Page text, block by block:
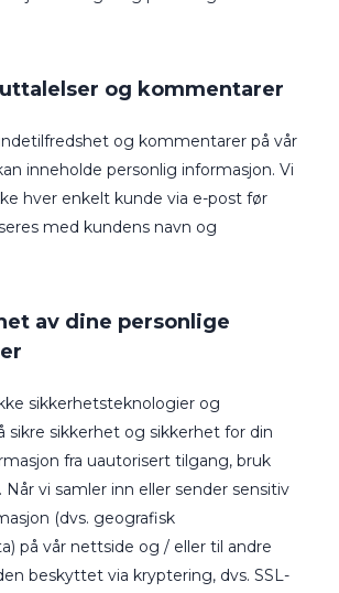
og kommentarer
og kommentarer på vår
inneholde personlig informasjon. Vi
hver enkelt kunde via e-post før
med kundens navn og
av dine personlige
sikkerhetsteknologier og
sikre sikkerhet og sikkerhet for din
fra uautorisert tilgang, bruk
Når vi samler inn eller sender sensitiv
(dvs. geografisk
på vår nettside og / eller til andre
beskyttet via kryptering, dvs. SSL-